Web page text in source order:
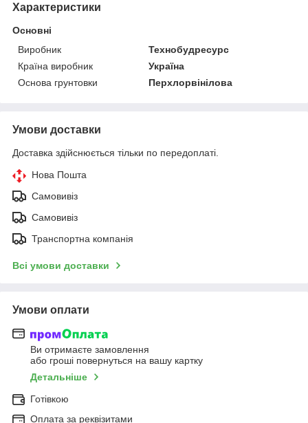
Характеристики
Основні
Виробник
Технобудресурс
Країна виробник
Україна
Основа грунтовки
Перхлорвінілова
Умови доставки
Доставка здійснюється тільки по передоплаті.
Нова Пошта
Самовивіз
Самовивіз
Транспортна компанія
Всі умови доставки
Умови оплати
Ви отримаєте замовлення
або гроші повернуться на вашу картку
Детальніше
Готівкою
Оплата за реквізитами